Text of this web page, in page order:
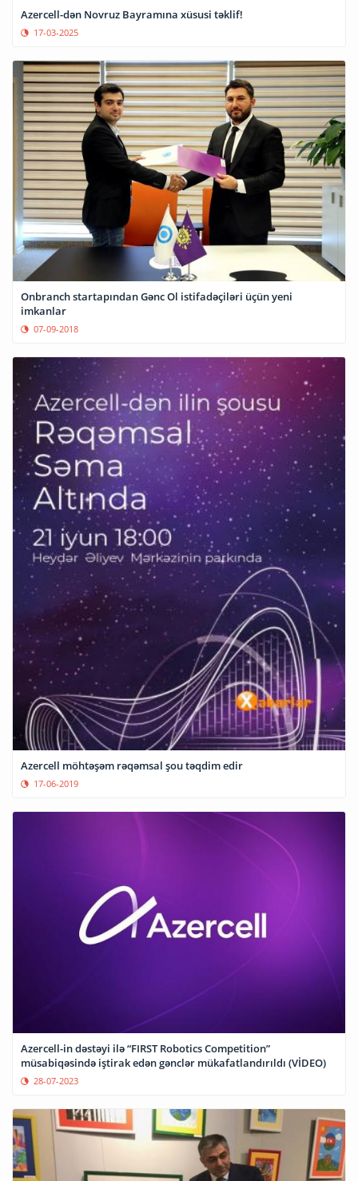
Azercell-dən Novruz Bayramına xüsusi təklif!
17-03-2025
Onbranch startapından Gənc Ol istifadəçiləri üçün yeni
imkanlar
07-09-2018
Azercell möhtəşəm rəqəmsal şou təqdim edir
17-06-2019
Azercell-in dəstəyi ilə “FIRST Robotics Competition”
müsabiqəsində iştirak edən gənclər mükafatlandırıldı (VİDEO)
28-07-2023